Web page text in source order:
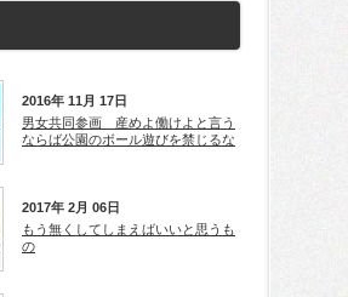
2016年 11月 17日
男女共同参画 産めよ働けよと言う
ならば公園のボール遊びを禁じるな
2017年 2月 06日
もう無くしてしまえばいいと思うも
の